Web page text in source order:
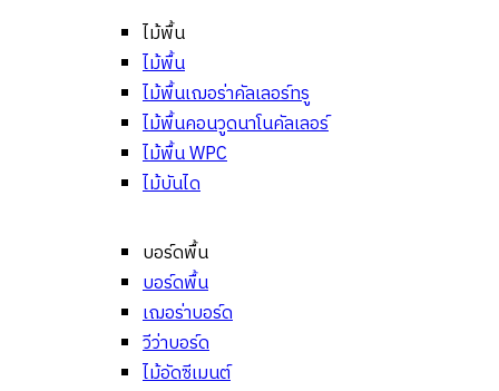
ไม้พื้น
ไม้พื้น
ไม้พื้นเฌอร่าคัลเลอร์ทรู
ไม้พื้นคอนวูดนาโนคัลเลอร์
ไม้พื้น WPC
ไม้บันได
บอร์ดพื้น
บอร์ดพื้น
เฌอร่าบอร์ด
วีว่าบอร์ด
ไม้อัดซีเมนต์